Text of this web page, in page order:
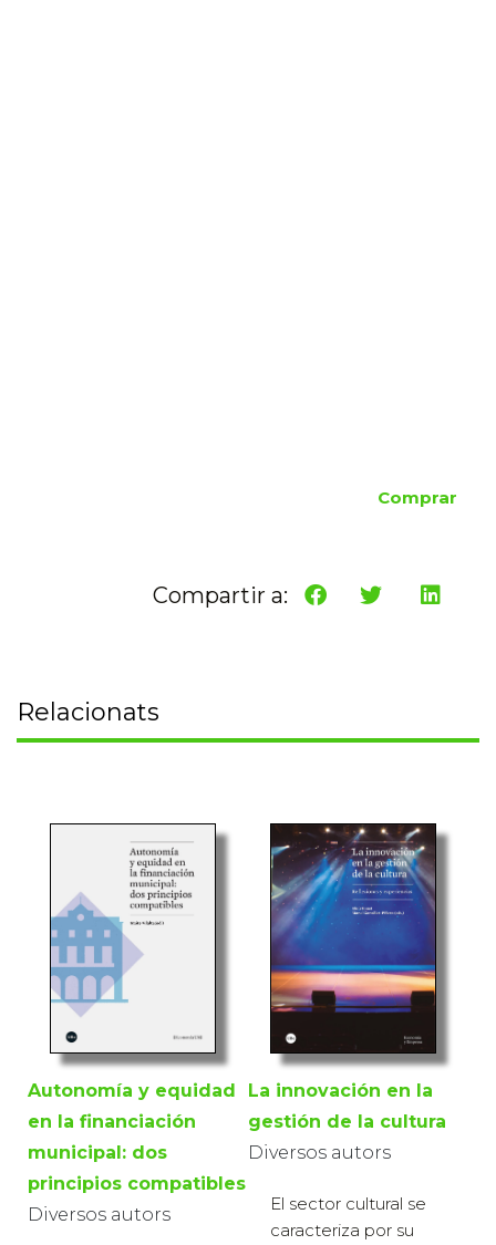
Comprar
Compartir a:
Relacionats
Autonomía y equidad
en la financiación
municipal: dos
principios compatibles
Diversos autors
La innovación en la
gestión de la cultura
Diversos autors
El sector cultural se
caracteriza por su